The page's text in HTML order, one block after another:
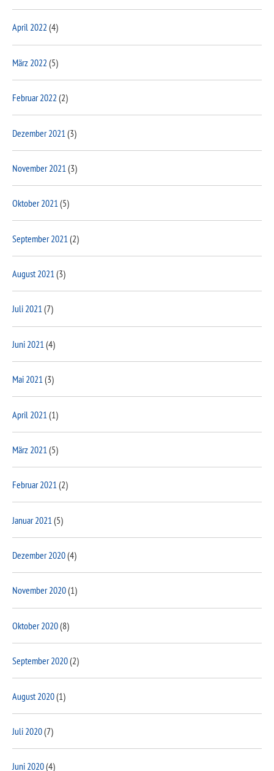
April 2022 (4)
März 2022 (5)
Februar 2022 (2)
Dezember 2021 (3)
November 2021 (3)
Oktober 2021(5)
September 2021 (2)
August 2021(3)
Juli 2021(7)
Juni 2021 (4)
Mai 2021(3)
April 2021 (1)
März 2021 (5)
Februar 2021(2)
Januar 2021 (5)
Dezember 2020(4)
November 2020(1)
Oktober 2020(8)
September 2020(2)
August 2020(1)
Juli 2020(7)
Juni 2020(4)